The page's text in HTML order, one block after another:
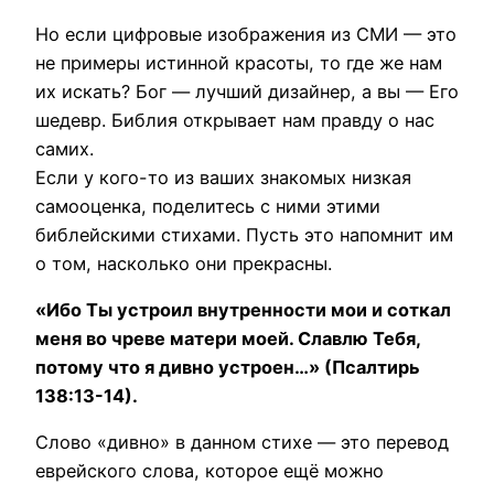
Но если цифровые изображения из СМИ — это
не примеры истинной красоты, то где же нам
их искать? Бог — лучший дизайнер, а вы — Его
шедевр. Библия открывает нам правду о нас
самих.
Если у кого-то из ваших знакомых низкая
самооценка, поделитесь с ними этими
библейскими стихами. Пусть это напомнит им
о том, насколько они прекрасны.
«Ибо Ты устроил внутренности мои и соткал
меня во чреве матери моей. Славлю Тебя,
потому что я дивно устроен…» (Псалтирь
138:13-14).
Слово «дивно» в данном стихе — это перевод
еврейского слова, которое ещё можно